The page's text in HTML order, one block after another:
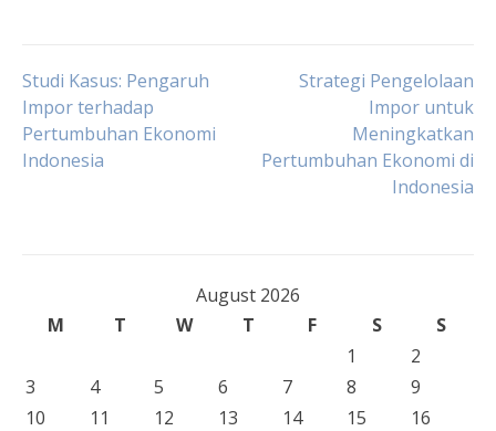
Post
navigation
Studi Kasus: Pengaruh
Impor terhadap
Pertumbuhan Ekonomi
Indonesia
Strategi Pengelolaan
Impor untuk
Meningkatkan
Pertumbuhan Ekonomi di
Indonesia
August 2026
M
T W T F S
S
1
2
3
4 5 6 7 8
9
10
11 12 13 14 15
16